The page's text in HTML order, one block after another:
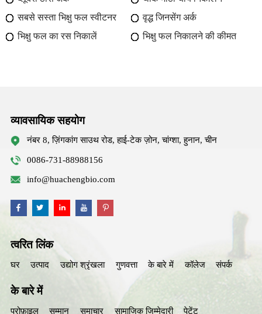
सबसे सस्ता भिक्षु फल स्वीटनर
वृद्ध जिनसेंग अर्क
भिक्षु फल का रस निकालें
भिक्षु फल निकालने की कीमत
व्यावसायिक सहयोग
नंबर 8, ज़िंगकांग साउथ रोड, हाई-टेक ज़ोन, चांग्शा, हुनान, चीन
0086-731-88988156
info@huachengbio.com
त्वरित लिंक
घर उत्पाद उद्योग श्रृंखला गुणवत्ता के बारे में कॉलेज संपर्क
के बारे में
प्रोफ़ाइल सम्मान समाचार सामाजिक जिम्मेदारी पेटेंट